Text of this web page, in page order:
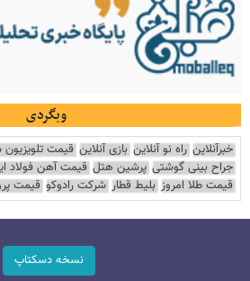
وبگردی
خبرآنلاین راه نو آنلاین بازی آنلاین قیمت
جراح بینی گوشتی پرشین هتل قیمت آهن فولاد
قیمت طلا امروز بلیط قطار شرکت رادوکو قیمت
نسخه دسکتاپ